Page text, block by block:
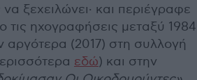
ξεχειλώνει· και περιέγραφε
τις ηχογραφήσεις μεταξύ 1984
αργότερα (2017) στη συλλογή
εδώ) και στην